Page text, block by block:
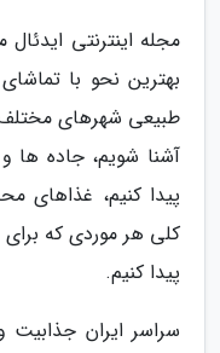
مجله اینترنتی
بهترین نحو با
طبیعی شهرهای مختلف
آشنا شویم، جاده ها
پیدا کنیم، غذاهای
کلی هر موردی که
پیدا کنیم.
سراسر ایران